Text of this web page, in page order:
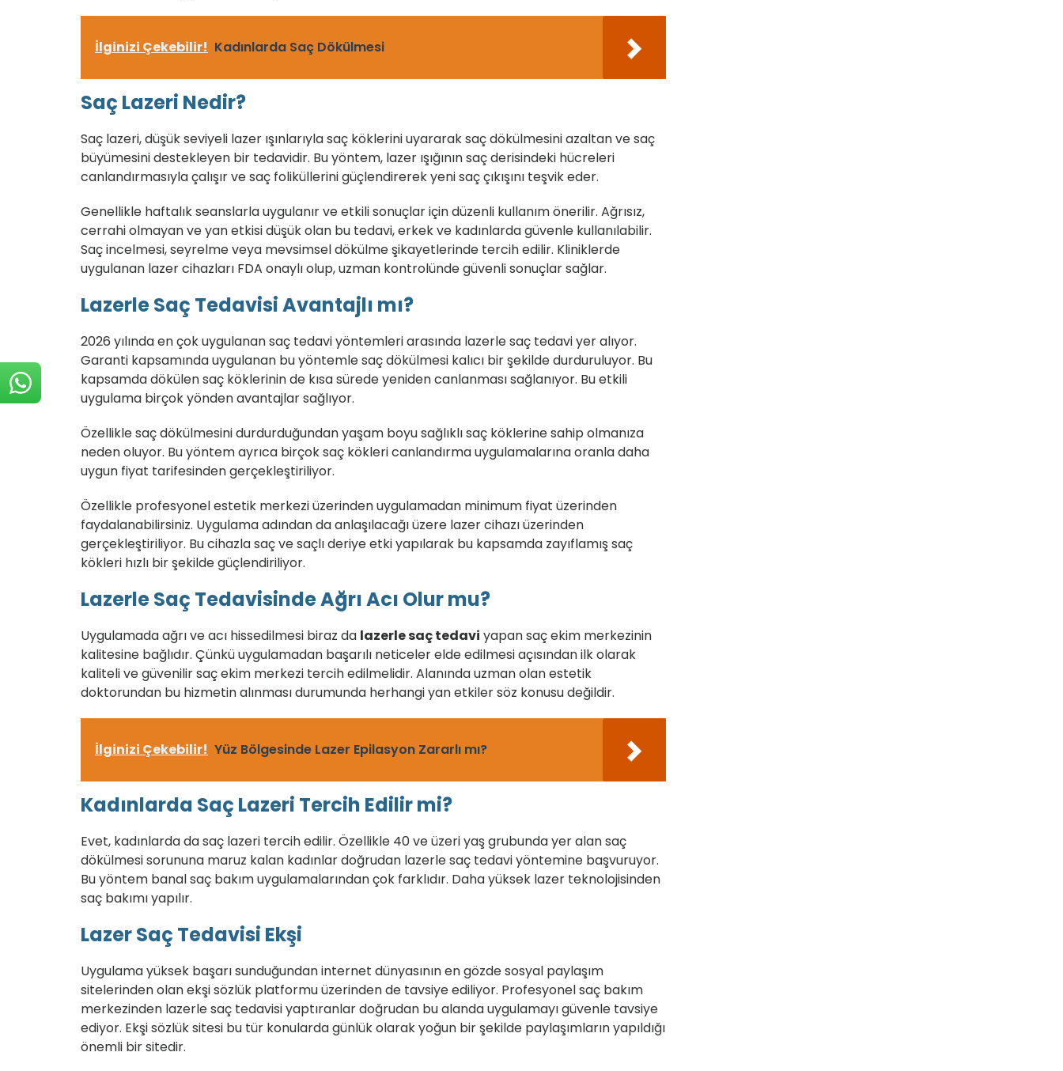
İlginizi Çekebilir! Kadınlarda Saç Dökülmesi
Saç Lazeri Nedir?
Saç lazeri, düşük seviyeli lazer ışınlarıyla saç köklerini uyararak saç dökülmesini azaltan ve saç
büyümesini destekleyen bir tedavidir. Bu yöntem, lazer ışığının saç derisindeki hücreleri
canlandırmasıyla çalışır ve saç foliküllerini güçlendirerek yeni saç çıkışını teşvik eder.
Genellikle haftalık seanslarla uygulanır ve etkili sonuçlar için düzenli kullanım önerilir. Ağrısız,
cerrahi olmayan ve yan etkisi düşük olan bu tedavi, erkek ve kadınlarda güvenle kullanılabilir.
Saç incelmesi, seyrelme veya mevsimsel dökülme şikayetlerinde tercih edilir. Kliniklerde
uygulanan lazer cihazları FDA onaylı olup, uzman kontrolünde güvenli sonuçlar sağlar.
Lazerle Saç Tedavisi Avantajlı mı?
2026 yılında en çok uygulanan saç tedavi yöntemleri arasında lazerle saç tedavi yer alıyor.
Garanti kapsamında uygulanan bu yöntemle saç dökülmesi kalıcı bir şekilde durduruluyor. Bu
kapsamda dökülen saç köklerinin de kısa sürede yeniden canlanması sağlanıyor. Bu etkili
uygulama birçok yönden avantajlar sağlıyor.
Özellikle saç dökülmesini durdurduğundan yaşam boyu sağlıklı saç köklerine sahip olmanıza
neden oluyor. Bu yöntem ayrıca birçok saç kökleri canlandırma uygulamalarına oranla daha
uygun fiyat tarifesinden gerçekleştiriliyor.
Özellikle profesyonel estetik merkezi üzerinden uygulamadan minimum fiyat üzerinden
faydalanabilirsiniz. Uygulama adından da anlaşılacağı üzere lazer cihazı üzerinden
gerçekleştiriliyor. Bu cihazla saç ve saçlı deriye etki yapılarak bu kapsamda zayıflamış saç
kökleri hızlı bir şekilde güçlendiriliyor.
Lazerle Saç Tedavisinde Ağrı Acı Olur mu?
Uygulamada ağrı ve acı hissedilmesi biraz da lazerle saç tedavi yapan saç ekim merkezinin
kalitesine bağlıdır. Çünkü uygulamadan başarılı neticeler elde edilmesi açısından ilk olarak
kaliteli ve güvenilir saç ekim merkezi tercih edilmelidir. Alanında uzman olan estetik
doktorundan bu hizmetin alınması durumunda herhangi yan etkiler söz konusu değildir.
İlginizi Çekebilir! Yüz Bölgesinde Lazer Epilasyon Zararlı mı?
Kadınlarda Saç Lazeri Tercih Edilir mi?
Evet, kadınlarda da saç lazeri tercih edilir. Özellikle 40 ve üzeri yaş grubunda yer alan saç
dökülmesi sorununa maruz kalan kadınlar doğrudan lazerle saç tedavi yöntemine başvuruyor.
Bu yöntem banal saç bakım uygulamalarından çok farklıdır. Daha yüksek lazer teknolojisinden
saç bakımı yapılır.
Lazer Saç Tedavisi Ekşi
Uygulama yüksek başarı sunduğundan internet dünyasının en gözde sosyal paylaşım
sitelerinden olan ekşi sözlük platformu üzerinden de tavsiye ediliyor. Profesyonel saç bakım
merkezinden lazerle saç tedavisi yaptıranlar doğrudan bu alanda uygulamayı güvenle tavsiye
ediyor. Ekşi sözlük sitesi bu tür konularda günlük olarak yoğun bir şekilde paylaşımların yapıldığı
önemli bir sitedir.